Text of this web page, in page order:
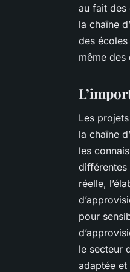
au fait des
la chaîne
des
même des
Les
la chaîne
les
différentes
réelle,
pour
le secteur
adaptée